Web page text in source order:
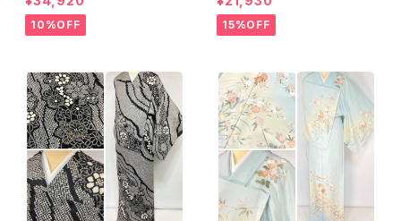
アイスグリーン 1433
10%OFF
ム 白 桃花色 1434
15%OFF